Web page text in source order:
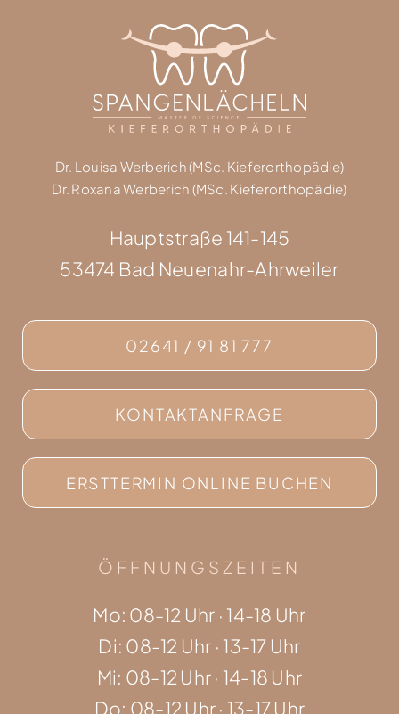
Dr. Louisa Werberich (MSc. Kieferorthopädie)
Dr. Roxana Werberich (MSc. Kieferorthopädie)
Hauptstraße 141-145
53474 Bad Neuenahr-Ahrweiler
02641 / 91 81 777
KONTAKTANFRAGE
ERSTTERMIN ONLINE BUCHEN
ÖFFNUNGSZEITEN
Mo: 08-12 Uhr · 14-18 Uhr
Di: 08-12 Uhr · 13-17 Uhr
Mi: 08-12 Uhr · 14-18 Uhr
Do: 08-12 Uhr · 13-17 Uhr